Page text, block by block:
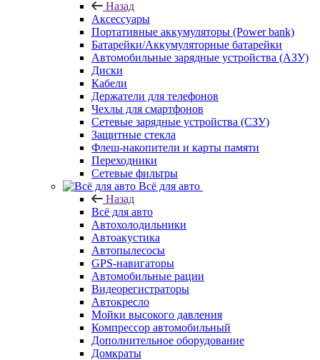
Назад
Аксессуары
Портативные аккумуляторы (Power bank)
Батарейки/Аккумуляторные батарейки
Автомобильные зарядные устройства (АЗУ)
Диски
Кабели
Держатели для телефонов
Чехлы для смартфонов
Сетевые зарядные устройства (СЗУ)
Защитные стекла
Флеш-накопители и карты памяти
Переходники
Сетевые фильтры
Всё для авто
Назад
Всё для авто
Автохолодильники
Автоакустика
Автопылесосы
GPS-навигаторы
Автомобильные рации
Видеорегистраторы
Автокресло
Мойки высокого давления
Компрессор автомобильный
Дополнительное оборудование
Домкраты